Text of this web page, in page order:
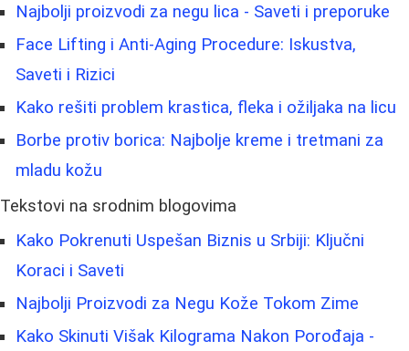
Najbolji proizvodi za negu lica - Saveti i preporuke
Face Lifting i Anti-Aging Procedure: Iskustva,
Saveti i Rizici
Kako rešiti problem krastica, fleka i ožiljaka na licu
Borbe protiv borica: Najbolje kreme i tretmani za
mladu kožu
Tekstovi na srodnim blogovima
Kako Pokrenuti Uspešan Biznis u Srbiji: Ključni
Koraci i Saveti
Najbolji Proizvodi za Negu Kože Tokom Zime
Kako Skinuti Višak Kilograma Nakon Porođaja -